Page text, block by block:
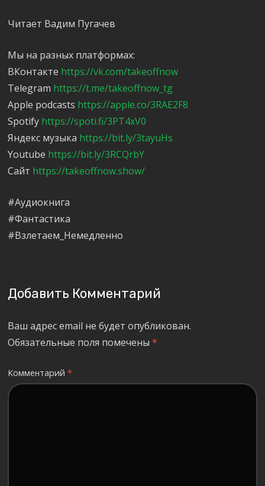
Читает Вадим Пугачев
Мы на разных платформах:
ВКонтакте https://vk.com/takeoffnow
Telegram https://t.me/takeoffnow_tg
Apple podcasts https://apple.co/3RAE2F8
Spotify https://spoti.fi/3PT4xV0
Яндекс музыка https://bit.ly/3tayuHs
Youtube https://bit.ly/3RCQrbY
Сайт https://takeoffnow.show/
#Аудиокнига
#Фантастика
#Взлетаем_Немедленно
Добавить Комментарий
Ваш адрес email не будет опубликован.
Обязательные поля помечены*
Комментарий*